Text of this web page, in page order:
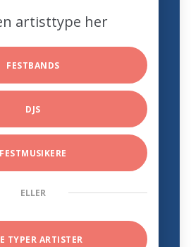
artisttype her
FESTBANDS
DJS
FESTMUSIKERE
ELLER
TYPER ARTISTER